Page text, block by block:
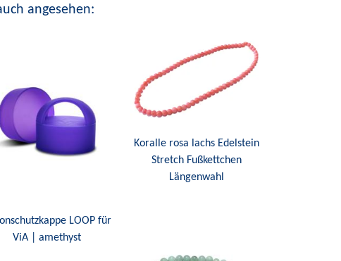
angesehen:
LOOP für
ViA | amethyst
Koralle rosa lachs Edelstein
Stretch Fußkettchen
Längenwahl